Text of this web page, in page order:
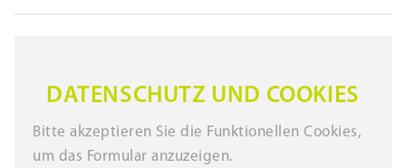
DATENSCHUTZ UND COOKIES
Bitte akzeptieren Sie die Funktionellen Cookies,
um das Formular anzuzeigen.